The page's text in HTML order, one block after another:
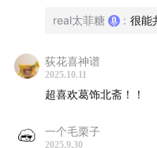
real太菲糖 : 很能
荻花喜神谱
2025.10.11
超喜欢葛饰北斋！！
一个毛栗子
2025.9.30